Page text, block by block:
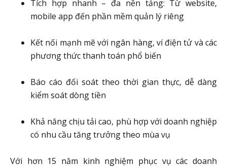
Tích hợp nhanh – đa nền tảng: Từ website,
mobile app đến phần mềm quản lý riêng
Kết nối mạnh mẽ với ngân hàng, ví điện tử và các
phương thức thanh toán phổ biến
Báo cáo đối soát theo thời gian thực, dễ dàng
kiểm soát dòng tiền
Khả năng chịu tải cao, phù hợp với doanh nghiệp
có nhu cầu tăng trưởng theo mùa vụ
Với hơn 15 năm kinh nghiệm phục vụ các doanh